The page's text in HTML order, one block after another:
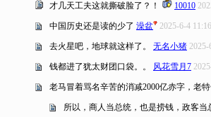
才几天工夫这就撕破脸了？！ 10010
中国历史还是读的少了 澡盆 2025-6-4 11:16
去火星吧，地球就这样了。 无名小猪 2025-
钱都进了犹太财团口袋。。 风花雪月7
老马冒着骂名辛苦的消减2000亿赤字，老
所以，商人当总统，也是捞钱，政客当